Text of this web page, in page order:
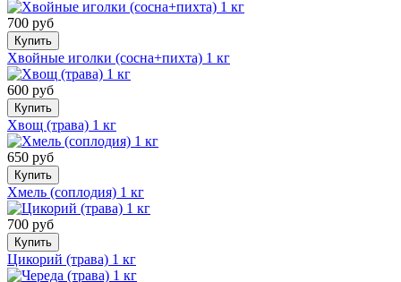
700 руб
Купить
Хвойные иголки (сосна+пихта) 1 кг
600 руб
Купить
Хвощ (трава) 1 кг
650 руб
Купить
Хмель (соплодия) 1 кг
700 руб
Купить
Цикорий (трава) 1 кг